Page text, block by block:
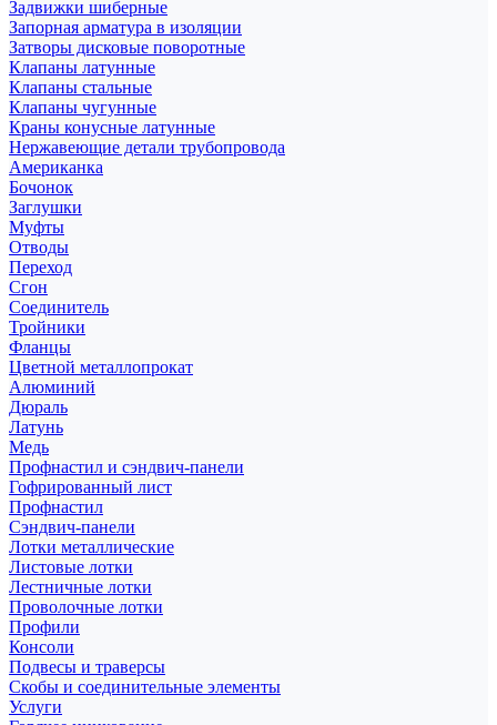
Задвижки шиберные
Запорная арматура в изоляции
Затворы дисковые поворотные
Клапаны латунные
Клапаны стальные
Клапаны чугунные
Краны конусные латунные
Нержавеющие детали трубопровода
Американка
Бочонок
Заглушки
Муфты
Отводы
Переход
Сгон
Соединитель
Тройники
Фланцы
Цветной металлопрокат
Алюминий
Дюраль
Латунь
Медь
Профнастил и сэндвич-панели
Гофрированный лист
Профнастил
Сэндвич-панели
Лотки металлические
Листовые лотки
Лестничные лотки
Проволочные лотки
Профили
Консоли
Подвесы и траверсы
Скобы и соединительные элементы
Услуги